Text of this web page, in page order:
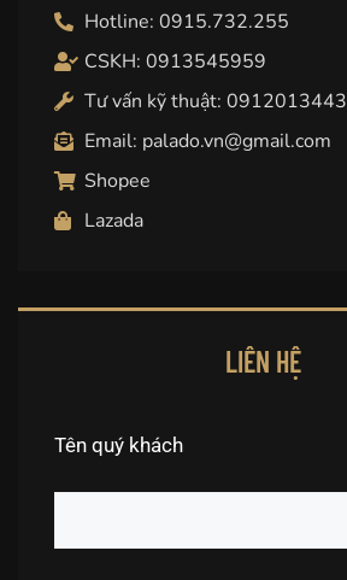
Hotline: 0915.732.255
CSKH: 0913545959
Tư vấn kỹ thuật: 0912013443
Email: palado.vn@gmail.com
Shopee
Lazada
LIÊN HỆ
Tên quý khách